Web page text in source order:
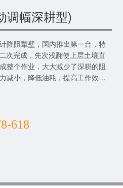
调幅深耕型)
降阻犁壁，国内推出第一台，特
次完成，先次浅翻使上层土壤直
整个作业，大大减少了深耕的阻
减小，降低油耗，提高工作效
618